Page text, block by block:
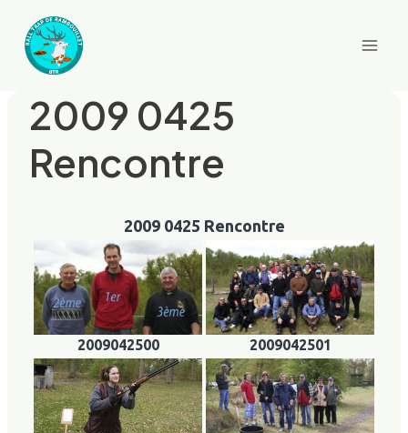
contenu
2009 0425
Rencontre
2009 0425 Rencontre
2009042500 2009042501